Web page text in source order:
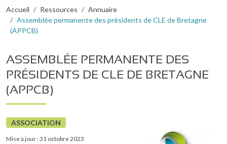
Fil d'Ariane
Accueil Ressources
Annuaire
Assemblée permanente des présidents de CLE de Bretagne
(APPCB)
ASSEMBLÉE PERMANENTE DES
PRÉSIDENTS DE CLE DE BRETAGNE
(APPCB)
ASSOCIATION
Mise à jour : 31 octobre 2023